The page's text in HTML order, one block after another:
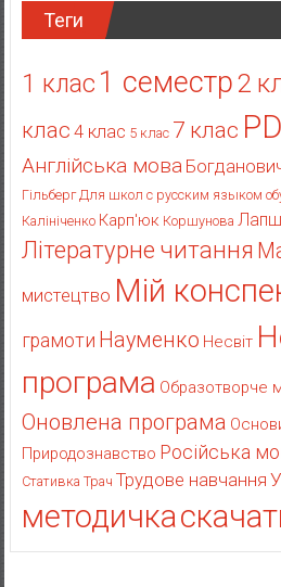
Теги
1 клас 1 семестр2
клас 4 клас 5 клас 7 клас
Англійська мова
Гільберг Для школ с русским языком
Калініченко Карп'юк Коршунова
Літературне читання
мистецтво Мій
грамоти Науменко Несвіт
програма Образотворче
Оновлена програма
Природознавство Російська
Стативка Трач Трудове навчання
методичка